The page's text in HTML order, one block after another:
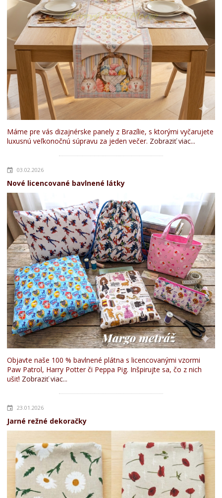
Máme pre vás dizajnérske panely z Brazílie, s ktorými vyčarujete
luxusnú veľkonočnú súpravu za jeden večer. Zobraziť viac...
03.02.2026
Nové licencované bavlnené látky
Objavte naše 100 % bavlnené plátna s licencovanými vzormi
Paw Patrol, Harry Potter či Peppa Pig. Inšpirujte sa, čo z nich
ušiť! Zobraziť viac...
23.01.2026
Jarné režné dekoračky